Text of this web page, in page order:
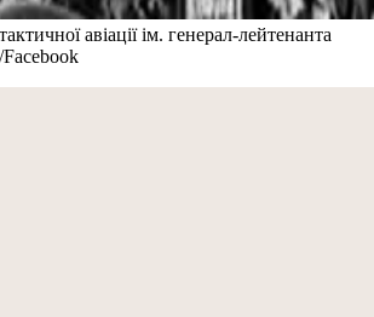
авіації ім. генерал-лейтенанта